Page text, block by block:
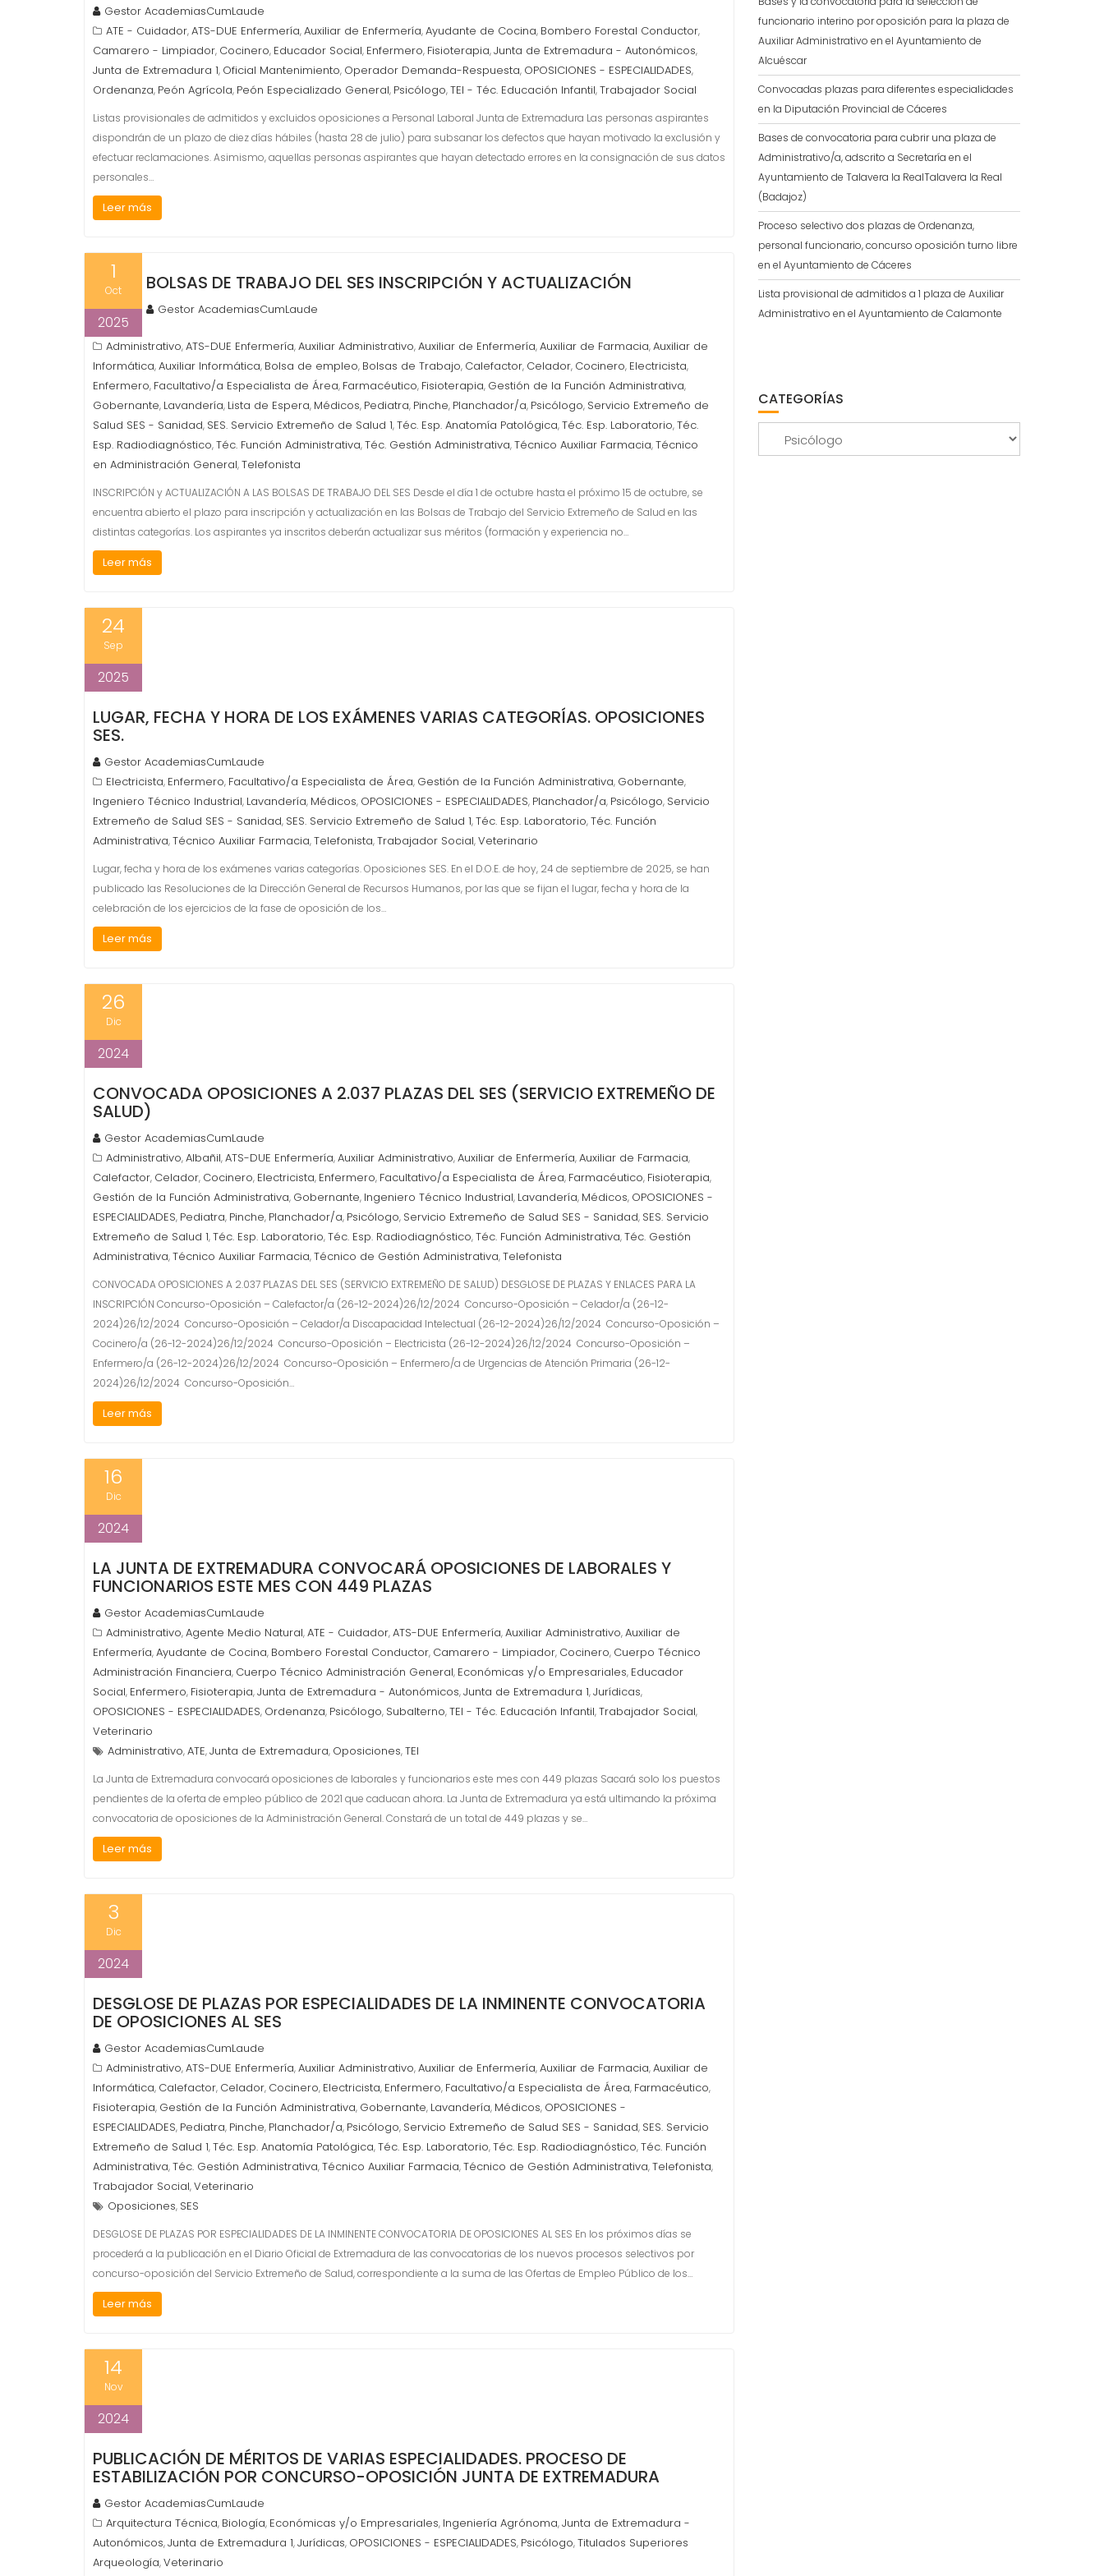
Gestor AcademiasCumLaude
ATE - Cuidador,ATS-DUE Enfermería,Auxiliar de Enfermería,Ayudante de Cocina, Bombero Forestal Conductor,
Camarero - Limpiador, Cocinero, Educador Social, Enfermero, Fisioterapia,Junta de Extremadura - Autonómicos,
Junta de Extremadura 1, Oficial Mantenimiento, Operador Demanda-Respuesta, OPOSICIONES - ESPECIALIDADES,
Ordenanza, Peón Agrícola, Peón Especializado General, Psicólogo,TEI - Téc. Educación Infantil,Trabajador Social
Listas provisionales de admitidos y excluidos oposiciones a Personal Laboral Junta de Extremadura Las personas aspirantes
dispondrán de un plazo de diez días hábiles (hasta 28 de julio) para subsanar los defectos que hayan motivado la exclusión y
efectuar reclamaciones. Asimismo, aquellas personas aspirantes que hayan detectado errores en la consignación de sus datos
personales…
Leer más
1
Oct
2025
BOLSAS DE TRABAJO DEL SES INSCRIPCIÓN Y ACTUALIZACIÓN
Gestor AcademiasCumLaude
Administrativo,ATS-DUE Enfermería,Auxiliar Administrativo,Auxiliar de Enfermería,Auxiliar de Farmacia,Auxiliar de
Informática,Auxiliar Informática, Bolsa de empleo, Bolsas de Trabajo, Calefactor, Celador, Cocinero, Electricista,
Enfermero, Facultativo/a Especialista de Área, Farmacéutico, Fisioterapia, Gestión de la Función Administrativa,
Gobernante, Lavandería, Lista de Espera, Médicos, Pediatra, Pinche, Planchador/a, Psicólogo, Servicio Extremeño de
Salud SES - Sanidad, SES. Servicio Extremeño de Salud 1,Téc. Esp. Anatomía Patológica,Téc. Esp. Laboratorio,Téc.
Esp. Radiodiagnóstico,Téc. Función Administrativa,Téc. Gestión Administrativa,Técnico Auxiliar Farmacia,Técnico
en Administración General,Telefonista
INSCRIPCIÓN y ACTUALIZACIÓN A LAS BOLSAS DE TRABAJO DEL SES Desde el día 1 de octubre hasta el próximo 15 de octubre, se
encuentra abierto el plazo para inscripción y actualización en las Bolsas de Trabajo del Servicio Extremeño de Salud en las
distintas categorías. Los aspirantes ya inscritos deberán actualizar sus méritos (formación y experiencia no…
Leer más
24
Sep
2025
LUGAR, FECHA Y HORA DE LOS EXÁMENES VARIAS CATEGORÍAS. OPOSICIONES
SES.
Gestor AcademiasCumLaude
Electricista, Enfermero, Facultativo/a Especialista de Área, Gestión de la Función Administrativa, Gobernante,
Ingeniero Técnico Industrial, Lavandería, Médicos, OPOSICIONES - ESPECIALIDADES, Planchador/a, Psicólogo, Servicio
Extremeño de Salud SES - Sanidad, SES. Servicio Extremeño de Salud 1,Téc. Esp. Laboratorio,Téc. Función
Administrativa,Técnico Auxiliar Farmacia,Telefonista,Trabajador Social,Veterinario
Lugar, fecha y hora de los exámenes varias categorías. Oposiciones SES. En el D.O.E. de hoy, 24 de septiembre de 2025, se han
publicado las Resoluciones de la Dirección General de Recursos Humanos, por las que se fijan el lugar, fecha y hora de la
celebración de los ejercicios de la fase de oposición de los…
Leer más
26
Dic
2024
CONVOCADA OPOSICIONES A 2.037 PLAZAS DEL SES (SERVICIO EXTREMEÑO DE
SALUD)
Gestor AcademiasCumLaude
Administrativo,Albañil,ATS-DUE Enfermería,Auxiliar Administrativo,Auxiliar de Enfermería,Auxiliar de Farmacia,
Calefactor, Celador, Cocinero, Electricista, Enfermero, Facultativo/a Especialista de Área, Farmacéutico, Fisioterapia,
Gestión de la Función Administrativa, Gobernante, Ingeniero Técnico Industrial, Lavandería, Médicos, OPOSICIONES -
ESPECIALIDADES, Pediatra, Pinche, Planchador/a, Psicólogo, Servicio Extremeño de Salud SES - Sanidad, SES. Servicio
Extremeño de Salud 1,Téc. Esp. Laboratorio,Téc. Esp. Radiodiagnóstico,Téc. Función Administrativa,Téc. Gestión
Administrativa,Técnico Auxiliar Farmacia,Técnico de Gestión Administrativa,Telefonista
CONVOCADA OPOSICIONES A 2.037 PLAZAS DEL SES (SERVICIO EXTREMEÑO DE SALUD) DESGLOSE DE PLAZAS Y ENLACES PARA LA
INSCRIPCIÓN Concurso-Oposición – Calefactor/a (26-12-2024)26/12/2024 Concurso-Oposición – Celador/a (26-12-
2024)26/12/2024 Concurso-Oposición – Celador/a Discapacidad Intelectual (26-12-2024)26/12/2024 Concurso-Oposición –
Cocinero/a (26-12-2024)26/12/2024 Concurso-Oposición – Electricista (26-12-2024)26/12/2024 Concurso-Oposición –
Enfermero/a (26-12-2024)26/12/2024 Concurso-Oposición – Enfermero/a de Urgencias de Atención Primaria (26-12-
2024)26/12/2024 Concurso-Oposición…
Leer más
16
Dic
2024
LA JUNTA DE EXTREMADURA CONVOCARÁ OPOSICIONES DE LABORALES Y
FUNCIONARIOS ESTE MES CON 449 PLAZAS
Gestor AcademiasCumLaude
Administrativo,Agente Medio Natural,ATE - Cuidador,ATS-DUE Enfermería,Auxiliar Administrativo,Auxiliar de
Enfermería,Ayudante de Cocina, Bombero Forestal Conductor, Camarero - Limpiador, Cocinero, Cuerpo Técnico
Administración Financiera, Cuerpo Técnico Administración General, Económicas y/o Empresariales, Educador
Social, Enfermero, Fisioterapia,Junta de Extremadura - Autonómicos,Junta de Extremadura 1,Jurídicas,
OPOSICIONES - ESPECIALIDADES, Ordenanza, Psicólogo, Subalterno,TEI - Téc. Educación Infantil,Trabajador Social,
Veterinario
Administrativo,ATE,Junta de Extremadura, Oposiciones,TEI
La Junta de Extremadura convocará oposiciones de laborales y funcionarios este mes con 449 plazas Sacará solo los puestos
pendientes de la oferta de empleo público de 2021 que caducan ahora. La Junta de Extremadura ya está ultimando la próxima
convocatoria de oposiciones de la Administración General. Constará de un total de 449 plazas y se…
Leer más
3
Dic
2024
DESGLOSE DE PLAZAS POR ESPECIALIDADES DE LA INMINENTE CONVOCATORIA
DE OPOSICIONES AL SES
Gestor AcademiasCumLaude
Administrativo,ATS-DUE Enfermería,Auxiliar Administrativo,Auxiliar de Enfermería,Auxiliar de Farmacia,Auxiliar de
Informática, Calefactor, Celador, Cocinero, Electricista, Enfermero, Facultativo/a Especialista de Área, Farmacéutico,
Fisioterapia, Gestión de la Función Administrativa, Gobernante, Lavandería, Médicos, OPOSICIONES -
ESPECIALIDADES, Pediatra, Pinche, Planchador/a, Psicólogo, Servicio Extremeño de Salud SES - Sanidad, SES. Servicio
Extremeño de Salud 1,Téc. Esp. Anatomía Patológica,Téc. Esp. Laboratorio,Téc. Esp. Radiodiagnóstico,Téc. Función
Administrativa,Téc. Gestión Administrativa,Técnico Auxiliar Farmacia,Técnico de Gestión Administrativa,Telefonista,
Trabajador Social,Veterinario
Oposiciones, SES
DESGLOSE DE PLAZAS POR ESPECIALIDADES DE LA INMINENTE CONVOCATORIA DE OPOSICIONES AL SES En los próximos días se
procederá a la publicación en el Diario Oficial de Extremadura de las convocatorias de los nuevos procesos selectivos por
concurso-oposición del Servicio Extremeño de Salud, correspondiente a la suma de las Ofertas de Empleo Público de los…
Leer más
14
Nov
2024
PUBLICACIÓN DE MÉRITOS DE VARIAS ESPECIALIDADES. PROCESO DE
ESTABILIZACIÓN POR CONCURSO-OPOSICIÓN JUNTA DE EXTREMADURA
Gestor AcademiasCumLaude
Arquitectura Técnica, Biología, Económicas y/o Empresariales, Ingeniería Agrónoma,Junta de Extremadura -
Autonómicos,Junta de Extremadura 1,Jurídicas, OPOSICIONES - ESPECIALIDADES, Psicólogo,Titulados Superiores
Arqueología,Veterinario
funcionario interino por oposición para la plaza de
Auxiliar Administrativo en el Ayuntamiento de
Alcuéscar
Convocadas plazas para diferentes especialidades
en la Diputación Provincial de Cáceres
Bases de convocatoria para cubrir una plaza de
Administrativo/a, adscrito a Secretaría en el
Ayuntamiento de Talavera la RealTalavera la Real
(Badajoz)
Proceso selectivo dos plazas de Ordenanza,
personal funcionario, concurso oposición turno libre
en el Ayuntamiento de Cáceres
Lista provisional de admitidos a 1 plaza de Auxiliar
Administrativo en el Ayuntamiento de Calamonte
CATEGORÍAS